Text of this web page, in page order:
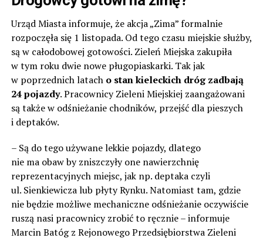
Urząd Miasta informuje, że akcja „Zima” formalnie
rozpoczęła się 1 listopada. Od tego czasu miejskie służby,
są w całodobowej gotowości. Zieleń Miejska zakupiła
w tym roku dwie nowe pługopiaskarki. Tak jak
w poprzednich latach o stan kieleckich dróg zadbają
24 pojazdy. Pracownicy Zieleni Miejskiej zaangażowani
są także w odśnieżanie chodników, przejść dla pieszych
i deptaków.
– Są do tego używane lekkie pojazdy, dlatego
nie ma obaw by zniszczyły one nawierzchnię
reprezentacyjnych miejsc, jak np. deptaka czyli
ul. Sienkiewicza lub płyty Rynku. Natomiast tam, gdzie
nie będzie możliwe mechaniczne odśnieżanie oczywiście
ruszą nasi pracownicy zrobić to ręcznie – informuje
Marcin Batóg z Rejonowego Przedsiębiorstwa Zieleni